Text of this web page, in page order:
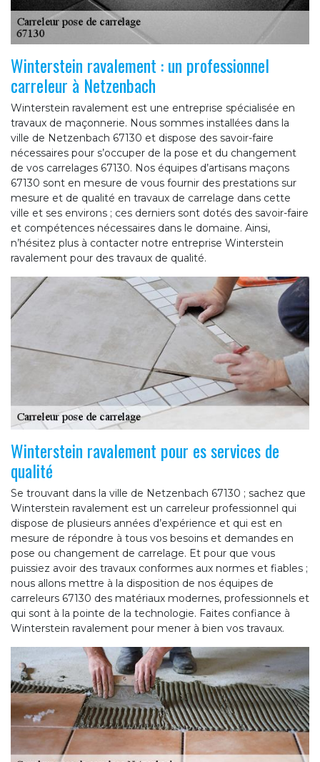
Winterstein ravalement : un professionnel
carreleur à Netzenbach
Winterstein ravalement est une entreprise spécialisée en
travaux de maçonnerie. Nous sommes installées dans la
ville de Netzenbach 67130 et dispose des savoir-faire
nécessaires pour s’occuper de la pose et du changement
de vos carrelages 67130. Nos équipes d’artisans maçons
67130 sont en mesure de vous fournir des prestations sur
mesure et de qualité en travaux de carrelage dans cette
ville et ses environs ; ces derniers sont dotés des savoir-faire
et compétences nécessaires dans le domaine. Ainsi,
n’hésitez plus à contacter notre entreprise Winterstein
ravalement pour des travaux de qualité.
Winterstein ravalement pour es services de
qualité
Se trouvant dans la ville de Netzenbach 67130 ; sachez que
Winterstein ravalement est un carreleur professionnel qui
dispose de plusieurs années d’expérience et qui est en
mesure de répondre à tous vos besoins et demandes en
pose ou changement de carrelage. Et pour que vous
puissiez avoir des travaux conformes aux normes et fiables ;
nous allons mettre à la disposition de nos équipes de
carreleurs 67130 des matériaux modernes, professionnels et
qui sont à la pointe de la technologie. Faites confiance à
Winterstein ravalement pour mener à bien vos travaux.